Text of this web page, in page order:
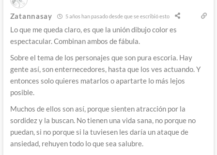
Zatannasay 5 años han pasado desde que se escribió esto
Lo que me queda claro, es que la unión dibujo color es
espectacular. Combinan ambos de fábula.
Sobre el tema de los personajes que son pura escoria. Hay
gente así, son enternecedores, hasta que los ves actuando. Y
entonces solo quieres matarlos o apartarte lo más lejos
posible.
Muchos de ellos son así, porque sienten atracción por la
sordidez y la buscan. No tienen una vida sana, no porque no
puedan, si no porque si la tuviesen les daría un ataque de
ansiedad, rehuyen todo lo que sea salubre.